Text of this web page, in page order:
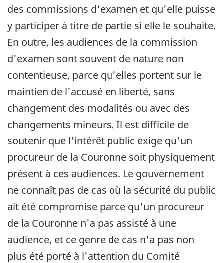
des commissions d'examen et qu'elle puisse
y participer à titre de partie si elle le souhaite.
En outre, les audiences de la commission
d'examen sont souvent de nature non
contentieuse, parce qu'elles portent sur le
maintien de l'accusé en liberté, sans
changement des modalités ou avec des
changements mineurs. Il est difficile de
soutenir que l'intérêt public exige qu'un
procureur de la Couronne soit physiquement
présent à ces audiences. Le gouvernement
ne connaît pas de cas où la sécurité du public
ait été compromise parce qu'un procureur
de la Couronne n'a pas assisté à une
audience, et ce genre de cas n'a pas non
plus été porté à l'attention du Comité